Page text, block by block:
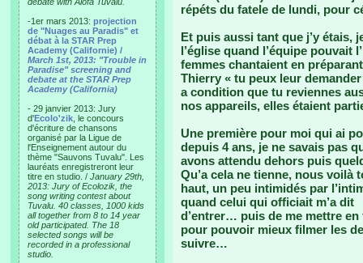
-1er mars 2013: projection
de "Nuages au Paradis" et
débat à la STAR Prep
Academy (Californie) /
March 1st, 2013: "Trouble in
Paradise" screening and
debate at the STAR Prep
Academy (California)
- 29 janvier 2013: Jury
d'Ecolo'zik , le concours
d'écriture de chansons
organisé par la Ligue de
l'Enseignement autour du
thème "Sauvons Tuvalu". Les
lauréats enregistreront leur
titre en studio. / January 29th,
2013: Jury of Ecolozik, the
song writing contest about
Tuvalu. 40 classes, 1000 kids
all together from 8 to 14 year
old participated. The 18
selected songs will be
recorded in a professional
studio.
répéts du fatele de lundi, pour
Et puis aussi tant que j’y étais,
l’église quand l’équipe
femmes chantaient en
Thierry « tu peux leur
a condition que tu reviennes
nos appareils, elles étaient
Une première pour moi qui ai
depuis 4 ans, je ne savais pas
avons attendu dehors puis
Qu’a cela ne tienne, nous voilà
haut, un peu intimidés par
quand celui qui officiait m’a dit
d’entrer… puis de me mettre en
pour pouvoir mieux filmer les
suivre…